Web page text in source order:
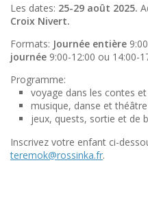
Les dates: 25-29 août 2025.
Croix Nivert.
Formats: Journée entière
journée 9:00-12:00 ou 14:00-
Programme:
voyage dans les contes
musique, danse et théâtre
jeux, quests, sortie et de
Inscrivez votre enfant ci-
teremok@rossinka.fr.